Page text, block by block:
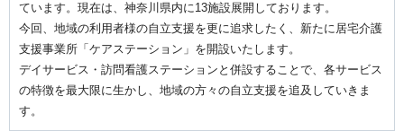
ています。現在は、神奈川県内に13施設展開しております。
今回、地域の利用者様の自立支援を更に追求したく、新たに居宅介護
支援事業所「ケアステーション」を開設いたします。
デイサービス・訪問看護ステーションと併設することで、各サービス
の特徴を最大限に生かし、地域の方々の自立支援を追及していきま
す。